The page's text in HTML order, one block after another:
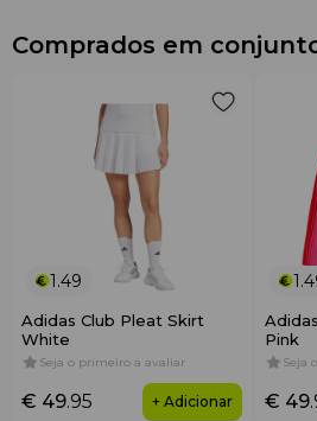
Comprados em
1.49
Adidas Club Pleat Skirt
White
Seja o primeiro a avaliar
€ 49.95 + Adicionar
Pink
Seja
€ 49